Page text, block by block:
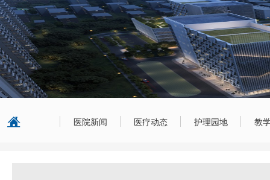
医院新闻 医疗动态 护理园地 教